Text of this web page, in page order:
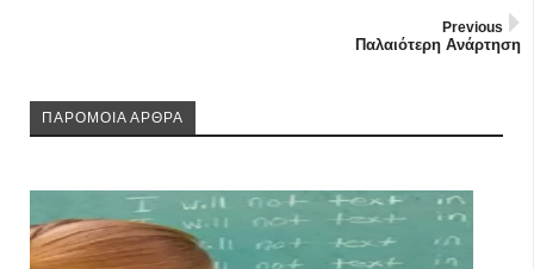
Previous
Παλαιότερη Ανάρτηση
ΠΑΡΟΜΟΙΑ ΑΡΘΡΑ